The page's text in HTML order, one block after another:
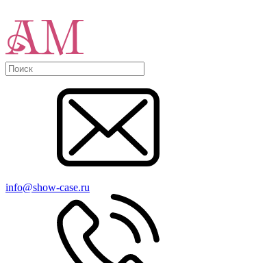
info@show-case.ru